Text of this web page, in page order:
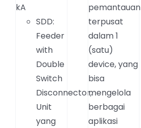
kA
SDD:
Feeder
with
Double
Switch
Disconnector,
Unit
yang
pemantauan
terpusat
dalam 1
(satu)
device, yang
bisa
mengelola
berbagai
aplikasi